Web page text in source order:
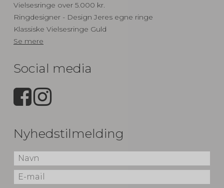
Vielsesringe over 5.000 kr.
Ringdesigner - Design Jeres egne ringe
Klassiske Vielsesringe Guld
Se mere
Social media
Nyhedstilmelding